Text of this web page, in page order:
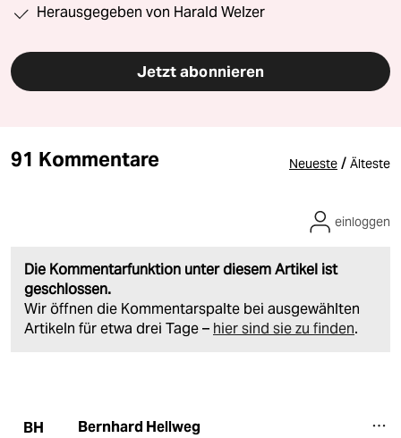
Herausgegeben von Harald Welzer
Jetzt abonnieren
91 Kommentare Neueste / Älteste
Die Kommentarfunktion unter diesem Artikel ist
geschlossen.
Wir öffnen die Kommentarspalte bei ausgewählten
Artikeln für etwa drei Tage – hier sind sie zu finden.
einloggen
BH Bernhard Hellweg